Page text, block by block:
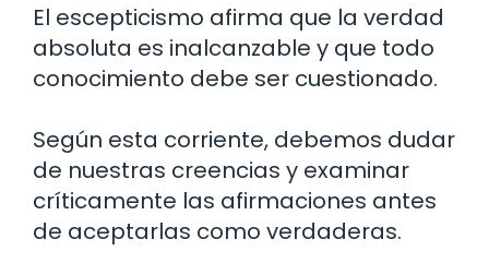
El escepticismo afirma que la verdad
absoluta es inalcanzable y que todo
conocimiento debe ser cuestionado.
Según esta corriente, debemos dudar
de nuestras creencias y examinar
críticamente las afirmaciones antes
de aceptarlas como verdaderas.